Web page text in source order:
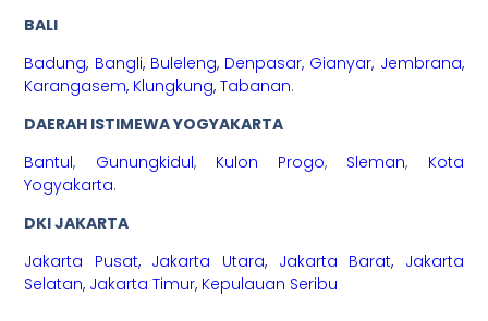
BALI
Badung, Bangli, Buleleng, Denpasar, Gianyar, Jembrana,
Karangasem, Klungkung,Tabanan.
DAERAH ISTIMEWA YOGYAKARTA
Bantul, Gunungkidul, Kulon Progo, Sleman, Kota
Yogyakarta.
DKI JAKARTA
Jakarta Pusat, Jakarta Utara, Jakarta Barat, Jakarta
Selatan, Jakarta Timur, Kepulauan Seribu